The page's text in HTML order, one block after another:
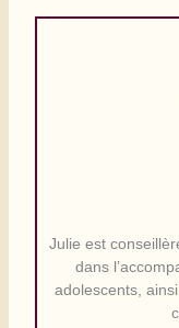
Julie est
dans
adolescents,